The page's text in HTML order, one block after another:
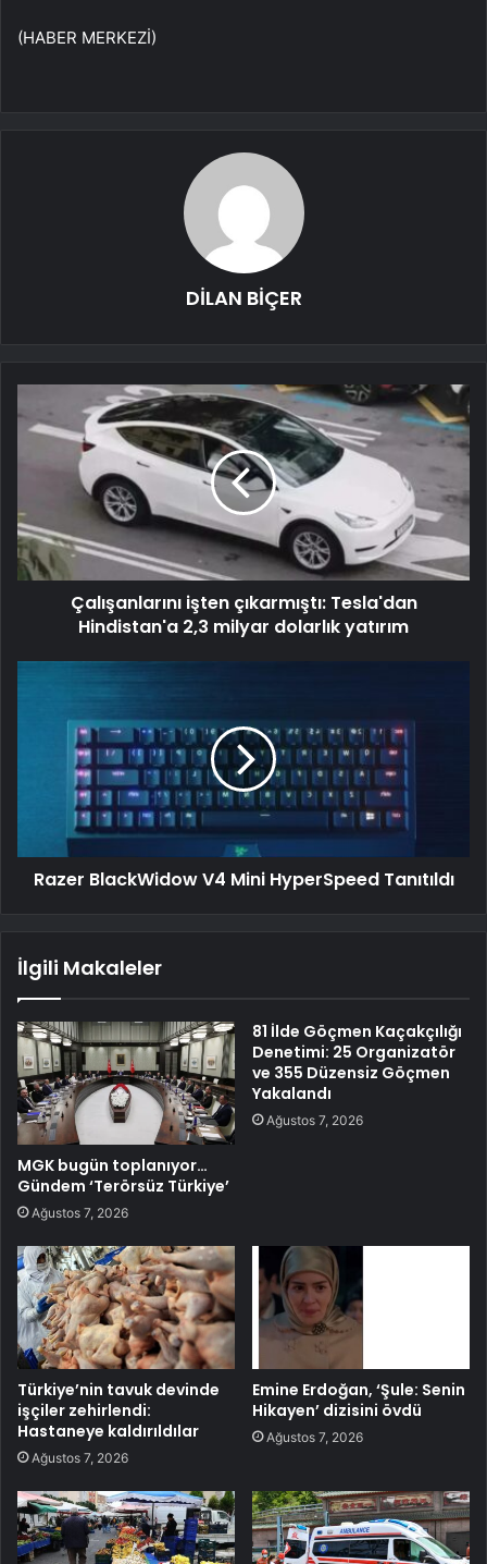
(HABER MERKEZİ)
DİLAN BİÇER
Çalışanlarını işten çıkarmıştı: Tesla'dan
Hindistan'a 2,3 milyar dolarlık yatırım
Razer BlackWidow V4 Mini HyperSpeed Tanıtıldı
İlgili Makaleler
MGK bugün toplanıyor…
Gündem ‘Terörsüz Türkiye’
Ağustos 7, 2026
81 İlde Göçmen Kaçakçılığı
Denetimi: 25 Organizatör
ve 355 Düzensiz Göçmen
Yakalandı
Ağustos 7, 2026
Türkiye’nin tavuk devinde
işçiler zehirlendi:
Hastaneye kaldırıldılar
Ağustos 7, 2026
Emine Erdoğan, ‘Şule: Senin
Hikayen’ dizisini övdü
Ağustos 7, 2026